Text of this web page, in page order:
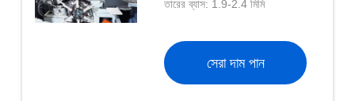
তারের ব্যাস: 1.9-2.4 মিমি
সেরা দাম পান